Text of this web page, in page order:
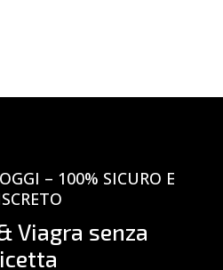
– 100% SICURO E
Viagra senza